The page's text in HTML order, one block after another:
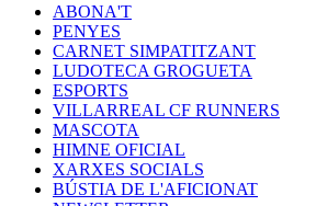
ABONA'T
PENYES
CARNET SIMPATITZANT
LUDOTECA GROGUETA
ESPORTS
VILLARREAL CF RUNNERS
MASCOTA
HIMNE OFICIAL
XARXES SOCIALS
BÚSTIA DE L'AFICIONAT